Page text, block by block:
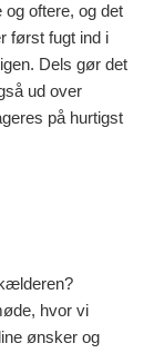
oftere, og det
først fugt ind i
Dels gør det
ud over
på hurtigst
hvor vi
ønsker og